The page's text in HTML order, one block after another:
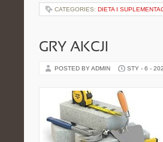
CATEGORIES: DIETA I
GRY AKCJI
POSTED BY ADMIN STY - 6 -